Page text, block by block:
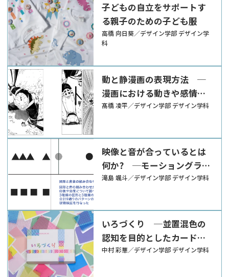
子どもの自立をサポートす
る親子のための子ども服
高橋 向日葵／デザイン学部 デザイン学
科
動と静漫画の表現方法 ─
漫画における動きや感情の
描きかたについて─
髙橋 凌平／デザイン学部 デザイン学科
映像と音が合っているとは
何か? ─モーショングラフ
ィックスの事例検討を通し
滝島 颯斗／デザイン学部 デザイン学科
いろづくり ─並置混色の
認知を目的としたカードゲ
ームの提案─
中村 彩華／デザイン学部 デザイン学科